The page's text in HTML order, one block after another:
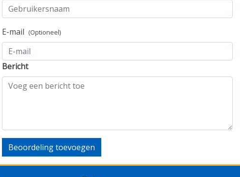
E-mail (Optioneel)
Bericht
Beoordeling toevoegen